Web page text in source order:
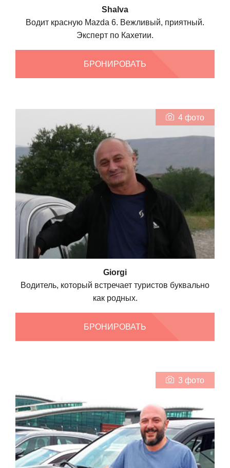
Shalva
Водит красную Mazda 6. Вежливый, приятный.
Эксперт по Кахетии.
БРОНИРОВАТЬ
4 фото
Giorgi
Водитель, который встречает туристов буквально
как родных.
БРОНИРОВАТЬ
3 фото